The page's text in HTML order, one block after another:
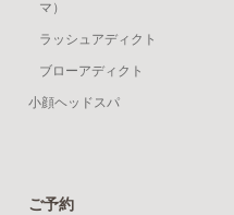
マ）
ラッシュアディクト
ブローアディクト
小顔ヘッドスパ
ご予約